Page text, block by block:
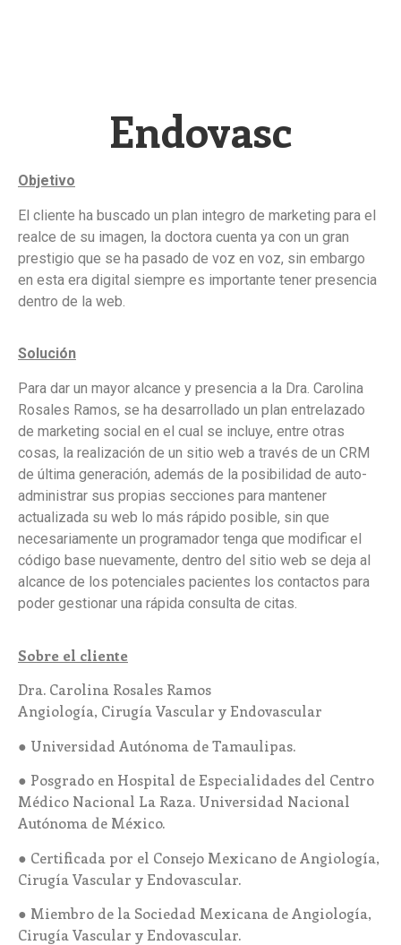
Endovasc
Objetivo
El cliente ha buscado un plan integro de marketing para el
realce de su imagen, la doctora cuenta ya con un gran
prestigio que se ha pasado de voz en voz, sin embargo
en esta era digital siempre es importante tener presencia
dentro de la web.
Solución
Para dar un mayor alcance y presencia a la Dra. Carolina
Rosales Ramos, se ha desarrollado un plan entrelazado
de marketing social en el cual se incluye, entre otras
cosas, la realización de un sitio web a través de un CRM
de última generación, además de la posibilidad de auto-
administrar sus propias secciones para mantener
actualizada su web lo más rápido posible, sin que
necesariamente un programador tenga que modificar el
código base nuevamente, dentro del sitio web se deja al
alcance de los potenciales pacientes los contactos para
poder gestionar una rápida consulta de citas.
Sobre el cliente
Dra. Carolina Rosales Ramos
Angiología, Cirugía Vascular y Endovascular
● Universidad Autónoma de Tamaulipas.
● Posgrado en Hospital de Especialidades del Centro
Médico Nacional La Raza. Universidad Nacional
Autónoma de México.
● Certificada por el Consejo Mexicano de Angiología,
Cirugía Vascular y Endovascular.
● Miembro de la Sociedad Mexicana de Angiología,
Cirugía Vascular y Endovascular.